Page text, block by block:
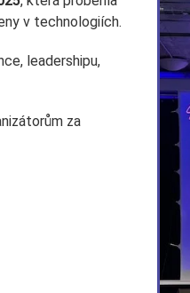
v technologiích.
leadershipu,
za